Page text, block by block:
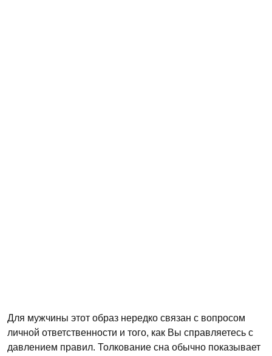
Для мужчины этот образ нередко связан с вопросом
личной ответственности и того, как Вы справляетесь с
давлением правил. Толкование сна обычно показывает